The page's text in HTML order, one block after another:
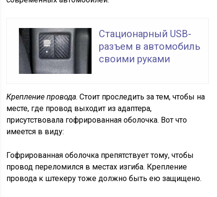
Стационарный USB-
разъем в автомобиль
своими руками
Крепление провода. Стоит проследить за тем, чтобы на
месте, где провод выходит из адаптера,
присутствовала гофрированная оболочка. Вот что
имеется в виду:
Гофрированная оболочка препятствует тому, чтобы
провод переломился в местах изгиба. Крепление
провода к штекеру тоже должно быть ею защищено.